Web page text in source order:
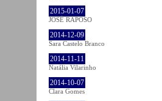
2015-01-07
JOSÉ RAPOSO
2014-12-09
Sara Castelo Branco
2014-11-11
Natália Vilarinho
2014-10-07
Clara Gomes